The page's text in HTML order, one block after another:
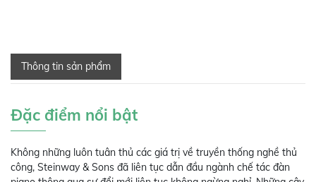
Thông tin sản phẩm
Đặc điểm nổi bật
Không những luôn tuân thủ các giá trị về truyền thống nghề thủ
công, Steinway & Sons đã liên tục dẫn đầu ngành chế tác đàn